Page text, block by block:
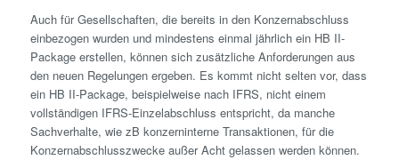
Auch für Gesellschaften, die bereits in den Konzernabschluss
einbezogen wurden und mindestens einmal jährlich ein HB II-
Package erstellen, können sich zusätzliche Anforderungen aus
den neuen Regelungen ergeben. Es kommt nicht selten vor, dass
ein HB II-Package, beispielweise nach IFRS, nicht einem
vollständigen IFRS-Einzelabschluss entspricht, da manche
Sachverhalte, wie zB konzerninterne Transaktionen, für die
Konzernabschlusszwecke außer Acht gelassen werden können.